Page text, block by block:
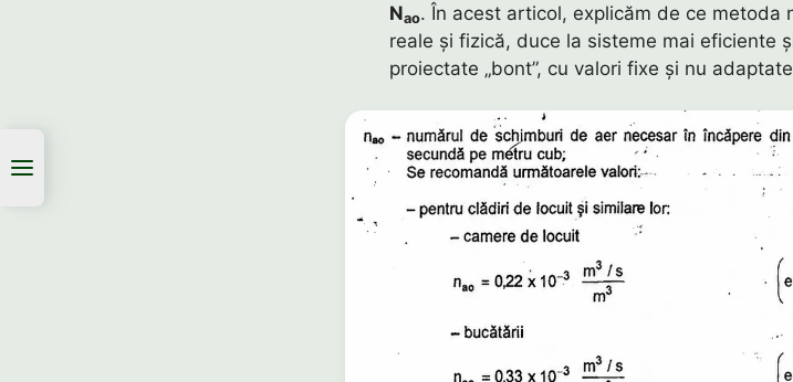
Nao. În acest articol, explicăm de ce metoda
reale și fizică, duce la sisteme mai eficiente
proiectate „bont”, cu valori fixe și nu